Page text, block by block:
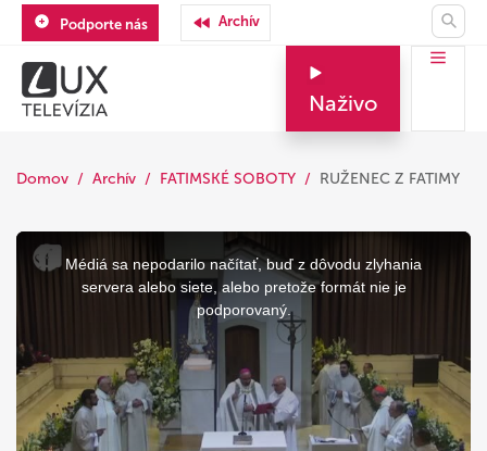
Podporte nás Archív
Naživo
Domov Archív FATIMSKÉ SOBOTY RUŽENEC Z FATIMY
This
modal
Médiá sa nepodarilo načítať, buď z dôvodu zlyhania
servera alebo siete, alebo pretože formát nie je
podporovaný.